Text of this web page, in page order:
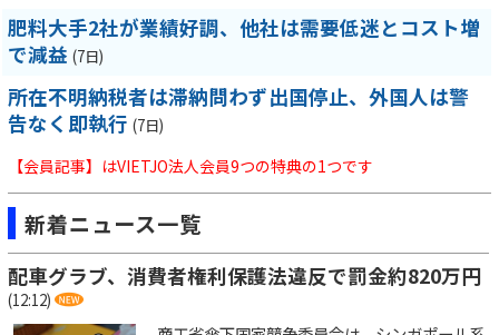
肥料大手2社が業績好調、他社は需要低迷とコスト増
で減益 (7日)
所在不明納税者は滞納問わず出国停止、外国人は警
告なく即執行 (7日)
【会員記事】はVIETJO法人会員9つの特典の1つです
新着ニュース一覧
配車グラブ、消費者権利保護法違反で罰金約820万円
(12:12)